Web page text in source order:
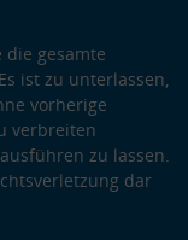
die gesamte
ist zu unterlassen,
vorherige
verbreiten
zu lassen.
dar